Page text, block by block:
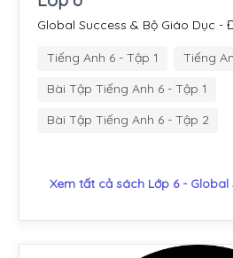
Global Success & Bộ Giáo Dục -
Tiếng Anh 6 - Tập 1
Tiếng
Bài Tập Tiếng Anh 6 - Tập 1
Bài Tập Tiếng Anh 6 - Tập 2
Xem tất cả sách Lớp 6 -